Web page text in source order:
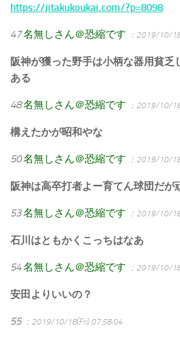
https://jitakukoukai.com/?p=8098
47名無しさん＠恐縮です ：2019/10/
阪神が獲った野手は小柄な器用貧乏
ある
48名無しさん＠恐縮です ：2019/10/
構えたかが昭和やな
50名無しさん＠恐縮です ：2019/10/
阪神は高卒打者よー育てん球団だが
53名無しさん＠恐縮です ：2019/10/
石川はともかくこっちはなあ
54名無しさん＠恐縮です ：2019/10/
安田よりいいの？
55 ：2019/10/18(Fri) 07:58:04